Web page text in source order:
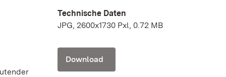
Technische Daten
JPG, 2600x1730 Pxl, 0.72 MB
Download